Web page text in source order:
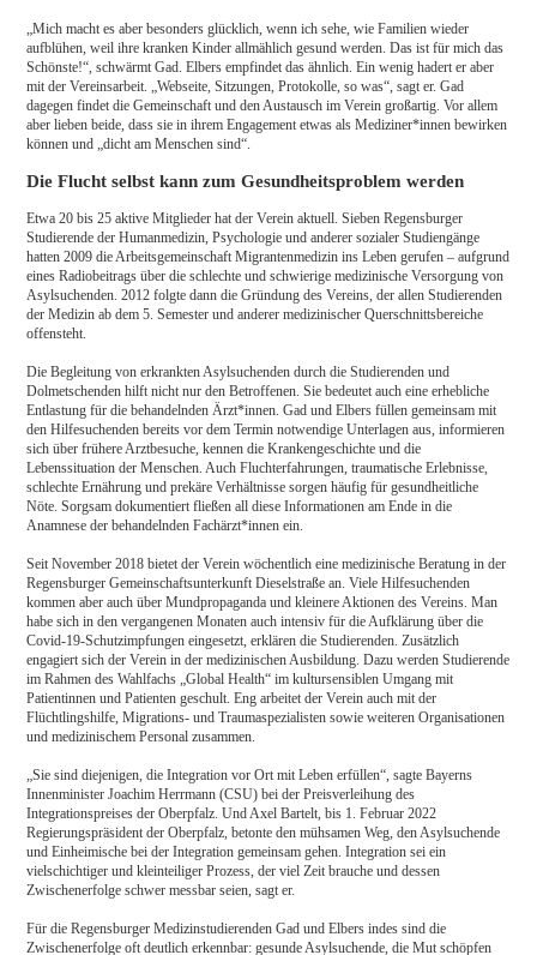
„Mich macht es aber besonders glücklich, wenn ich sehe, wie Familien wieder
aufblühen, weil ihre kranken Kinder allmählich gesund werden. Das ist für mich das
Schönste!“, schwärmt Gad. Elbers empfindet das ähnlich. Ein wenig hadert er aber
mit der Vereinsarbeit. „Webseite, Sitzungen, Protokolle, so was“, sagt er. Gad
dagegen findet die Gemeinschaft und den Austausch im Verein großartig. Vor allem
aber lieben beide, dass sie in ihrem Engagement etwas als Mediziner*innen bewirken
können und „dicht am Menschen sind“.
Die Flucht selbst kann zum Gesundheitsproblem werden
Etwa 20 bis 25 aktive Mitglieder hat der Verein aktuell. Sieben Regensburger
Studierende der Humanmedizin, Psychologie und anderer sozialer Studiengänge
hatten 2009 die Arbeitsgemeinschaft Migrantenmedizin ins Leben gerufen – aufgrund
eines Radiobeitrags über die schlechte und schwierige medizinische Versorgung von
Asylsuchenden. 2012 folgte dann die Gründung des Vereins, der allen Studierenden
der Medizin ab dem 5. Semester und anderer medizinischer Querschnittsbereiche
offensteht.
Die Begleitung von erkrankten Asylsuchenden durch die Studierenden und
Dolmetschenden hilft nicht nur den Betroffenen. Sie bedeutet auch eine erhebliche
Entlastung für die behandelnden Ärzt*innen. Gad und Elbers füllen gemeinsam mit
den Hilfesuchenden bereits vor dem Termin notwendige Unterlagen aus, informieren
sich über frühere Arztbesuche, kennen die Krankengeschichte und die
Lebenssituation der Menschen. Auch Fluchterfahrungen, traumatische Erlebnisse,
schlechte Ernährung und prekäre Verhältnisse sorgen häufig für gesundheitliche
Nöte. Sorgsam dokumentiert fließen all diese Informationen am Ende in die
Anamnese der behandelnden Fachärzt*innen ein.
Seit November 2018 bietet der Verein wöchentlich eine medizinische Beratung in der
Regensburger Gemeinschaftsunterkunft Dieselstraße an. Viele Hilfesuchenden
kommen aber auch über Mundpropaganda und kleinere Aktionen des Vereins. Man
habe sich in den vergangenen Monaten auch intensiv für die Aufklärung über die
Covid-19-Schutzimpfungen eingesetzt, erklären die Studierenden. Zusätzlich
engagiert sich der Verein in der medizinischen Ausbildung. Dazu werden Studierende
im Rahmen des Wahlfachs „Global Health“ im kultursensiblen Umgang mit
Patientinnen und Patienten geschult. Eng arbeitet der Verein auch mit der
Flüchtlingshilfe, Migrations- und Traumaspezialisten sowie weiteren Organisationen
und medizinischem Personal zusammen.
„Sie sind diejenigen, die Integration vor Ort mit Leben erfüllen“, sagte Bayerns
Innenminister Joachim Herrmann (CSU) bei der Preisverleihung des
Integrationspreises der Oberpfalz. Und Axel Bartelt, bis 1. Februar 2022
Regierungspräsident der Oberpfalz, betonte den mühsamen Weg, den Asylsuchende
und Einheimische bei der Integration gemeinsam gehen. Integration sei ein
vielschichtiger und kleinteiliger Prozess, der viel Zeit brauche und dessen
Zwischenerfolge schwer messbar seien, sagt er.
Für die Regensburger Medizinstudierenden Gad und Elbers indes sind die
Zwischenerfolge oft deutlich erkennbar: gesunde Asylsuchende, die Mut schöpfen